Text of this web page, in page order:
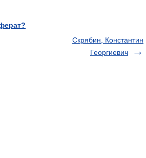
Скрябин, Константин
Георгиевич